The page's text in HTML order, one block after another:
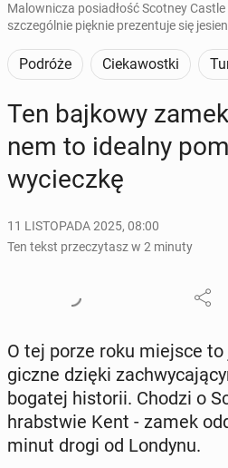
Malownicza posiadłość Scotney
szczególnie pięknie prezentuje się
Podróże Ciekawostki
Ten bajkowy
nem to idealny
wy­ciecz­kę
11 LISTOPADA 2025, 08:00
Ten tekst przeczytasz w 2 minuty
O tej porze roku miejsce
gicz­ne dzięki
bogatej hi­sto­rii. Chodzi o
hrab­stwie Kent - zamek
minut drogi od Londynu.